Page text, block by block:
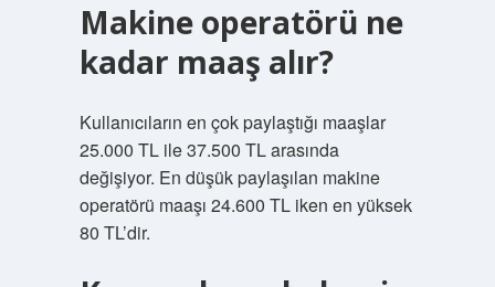
Makine operatörü ne
kadar maaş alır?
Kullanıcıların en çok paylaştığı maaşlar
25.000 TL ile 37.500 TL arasında
değişiyor. En düşük paylaşılan makine
operatörü maaşı 24.600 TL iken en yüksek
80 TL’dir.